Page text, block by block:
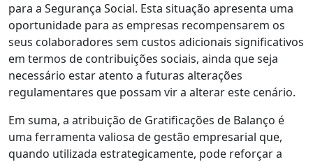
para a Segurança Social. Esta situação apresenta uma
oportunidade para as empresas recompensarem os
seus colaboradores sem custos adicionais significativos
em termos de contribuições sociais, ainda que seja
necessário estar atento a futuras alterações
regulamentares que possam vir a alterar este cenário.
Em suma, a atribuição de Gratificações de Balanço é
uma ferramenta valiosa de gestão empresarial que,
quando utilizada estrategicamente, pode reforçar a